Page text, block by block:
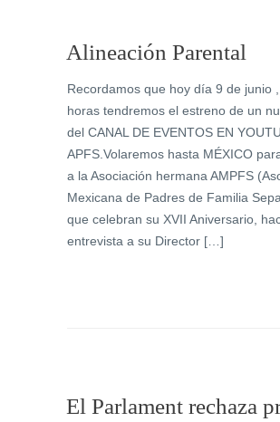
Alineación Parental
Recordamos que hoy día 9 de junio
horas tendremos el estreno de un
del CANAL DE EVENTOS EN
APFS.Volaremos hasta MÉXICO
a la Asociación hermana AMPFS
Mexicana de Padres de Familia
que celebran su XVII Aniversario,
entrevista a su Director […]
El Parlament rechaza